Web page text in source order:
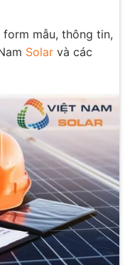
mẫu, thông tin,
Solarvà các